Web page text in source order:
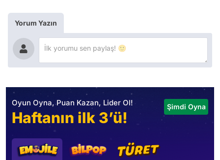
Yorum Yazın
Oyun Oyna, Puan Kazan, Lider Ol!
Haftanın ilk 3’ü!
Şimdi Oyna